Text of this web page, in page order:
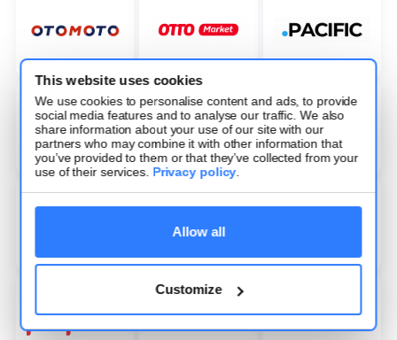
This website uses cookies
We use cookies to personalise content and ads, to provide
social media features and to analyse our traffic. We also
share information about your use of our site with our
partners who may combine it with other information that
you’ve provided to them or that they’ve collected from your
use of their services. Privacy policy.
Allow all
Customize